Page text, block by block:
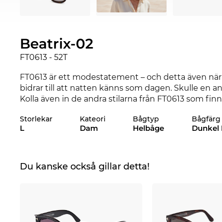
Beatrix-02
FT0613 - 52T
FT0613 är ett modestatement – och detta även
bidrar till att natten känns som dagen. Skulle en
Kolla även in de andra stilarna från FT0613 som
Bågen är designad särskilt för äktapower kvinnor.
undantagsfall ta till andra alternativ. Den
glas en särskild röd färgton. I samband med glas
modernt syfte, den förvränger dock omvärldens
Storlekar
L
Kateori
Dam
Bågtyp
Helbåge
Bågfärg
Dunkel
Du kanske också gillar detta!